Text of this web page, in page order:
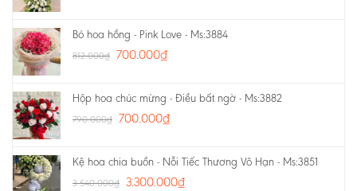
Bó hoa hồng - Pink Love - Ms:3884
812.000₫ 700.000₫
Hộp hoa chúc mừng - Điều bất ngờ - Ms:3882
790.000₫ 700.000₫
Kệ hoa chia buồn - Nỗi Tiếc Thương Vô Hạn - Ms:3851
3.540.000₫ 3.300.000₫